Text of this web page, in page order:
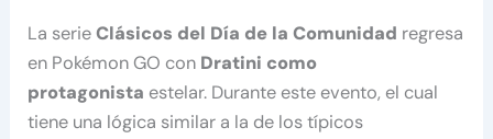
La serieClásicos del Día de la Comunidad regresa
en Pokémon GO con Dratini como
protagonista estelar. Durante este evento, el cual
tiene una lógica similar a la de los típicos